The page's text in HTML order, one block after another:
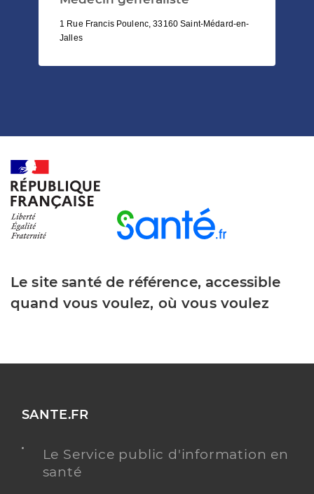
1 Rue Francis Poulenc, 33160 Saint-Médard-en-
Jalles
Le site santé de référence, accessible
quand vous voulez, où vous voulez
SANTE.FR
Le Service public d'information en
santé